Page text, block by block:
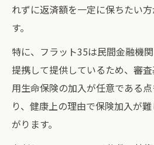
れずに返済額を一定に保ちたい
す。
特に、フラット35は民間金融機
提携して提供しているため、審
用生命保険の加入が任意である
り、健康上の理由で保険加入が難
がります。